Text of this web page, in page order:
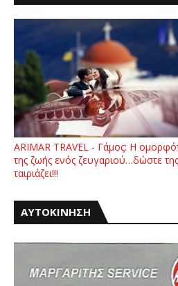
ARIMAR TRAVEL - Γάμος: Η
της ζωής ενός ζευγαριού…δώστε
ταιριάζει!!!
ΑΥΤΟΚΙΝΗΣΗ